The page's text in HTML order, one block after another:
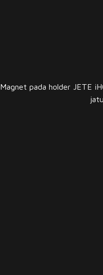
Magnet pada holder JETE